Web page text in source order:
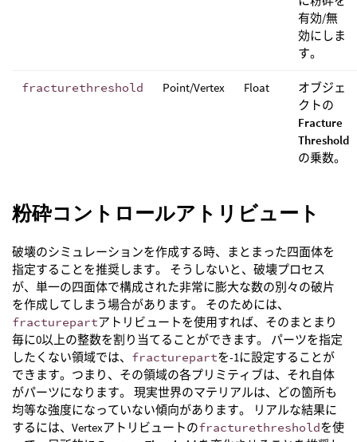
有効/無
効にしま
す。
fracturethreshold Point/Vertex Float
オブジェ
クトの
Fracture
Threshold
の乗数。
粉砕コントロールアトリビュート
破壊のシミュレーションを作成する時、まとまった四面体を
指定することを推奨します。 そうしないと、破壊プロセス
が、単一の四面体で構成された非常に膨大な数の別々の破片
を作成してしまう場合があります。 そのためには、
fracturepartアトリビュートを使用すれば、そのまとまり
毎に0以上の整数を割り当てることができます。 パーツを指定
したくない領域では、 fracturepartを-1に設定することが
できます。つまり、その領域の各プリミティブは、それ自体
がパーツになります。 現実世界のマテリアルは、どの箇所も
均等な強度になっていない傾向があります。 リアルな結果に
するには、Vertexアトリビュートのfracturethresholdを使